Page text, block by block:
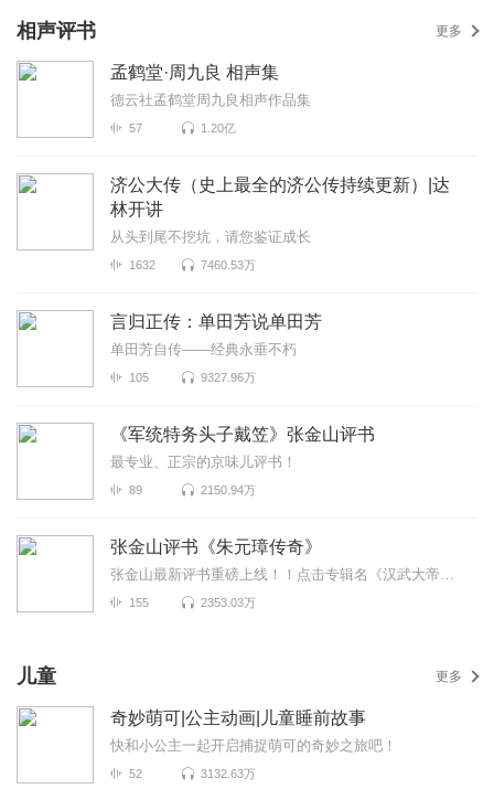
相声评书 更多
孟鹤堂·周九良 相声集
德云社孟鹤堂周九良相声作品集
57 1.20亿
济公大传（史上最全的济公传持续更新）|达
林开讲
从头到尾不挖坑，请您鉴证成长
1632 7460.53万
言归正传：单田芳说单田芳
单田芳自传——经典永垂不朽
105 9327.96万
《军统特务头子戴笠》张金山评书
最专业、正宗的京味儿评书！
89 2150.94万
张金山评书《朱元璋传奇》
张金山最新评书重磅上线！！点击专辑名《汉武大帝刘彻传》即可收听真正统一天下的不是秦始皇竟是汉武帝...
155 2353.03万
儿童 更多
奇妙萌可|公主动画|儿童睡前故事
快和小公主一起开启捕捉萌可的奇妙之旅吧！
52 3132.63万